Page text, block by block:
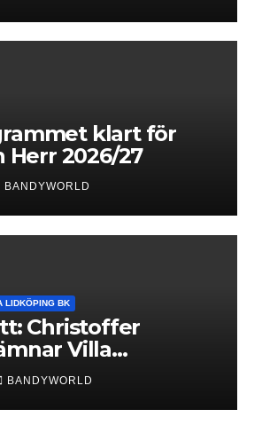
klart för
Herr 2026/27
BANDYWORLD
LIDKÖPING BK
Christoffer
Villa
– bryter kontraktet
BANDYWORLD